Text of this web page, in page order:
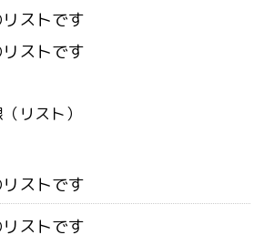
ストです
ストです
リスト）
ストです
ストです